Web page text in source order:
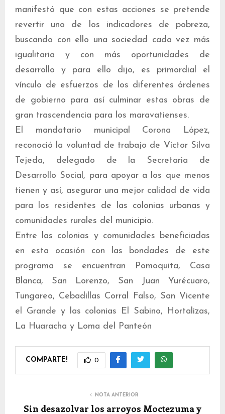
manifestó que con estas acciones se pretende
revertir uno de los indicadores de pobreza,
buscando con ello una sociedad cada vez más
igualitaria y con más oportunidades de
desarrollo y para ello dijo, es primordial el
vínculo de esfuerzos de los diferentes órdenes
de gobierno para así culminar estas obras de
gran trascendencia para los maravatienses.
El mandatario municipal Corona López,
reconoció la voluntad de trabajo de Víctor Silva
Tejeda, delegado de la Secretaria de
Desarrollo Social, para apoyar a los que menos
tienen y así, asegurar una mejor calidad de vida
para los residentes de las colonias urbanas y
comunidades rurales del municipio.
Entre las colonias y comunidades beneficiadas
en esta ocasión con las bondades de este
programa se encuentran Pomoquita, Casa
Blanca, San Lorenzo, San Juan Yurécuaro,
Tungareo, Cebadillas Corral Falso, San Vicente
el Grande y las colonias El Sabino, Hortalizas,
La Huaracha y Loma del Panteón
COMPARTE! 0
NOTA ANTERIOR
Sin desazolvar los arroyos Moctezuma y